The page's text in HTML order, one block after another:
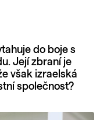
do boje s
Její zbraní je
však izraelská
společnost?